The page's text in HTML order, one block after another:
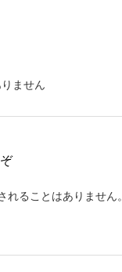
ません
ることはありません。